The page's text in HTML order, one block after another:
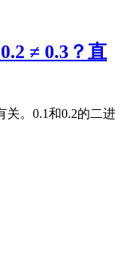
≠ 0.3？直
关。0.1和0.2的二进